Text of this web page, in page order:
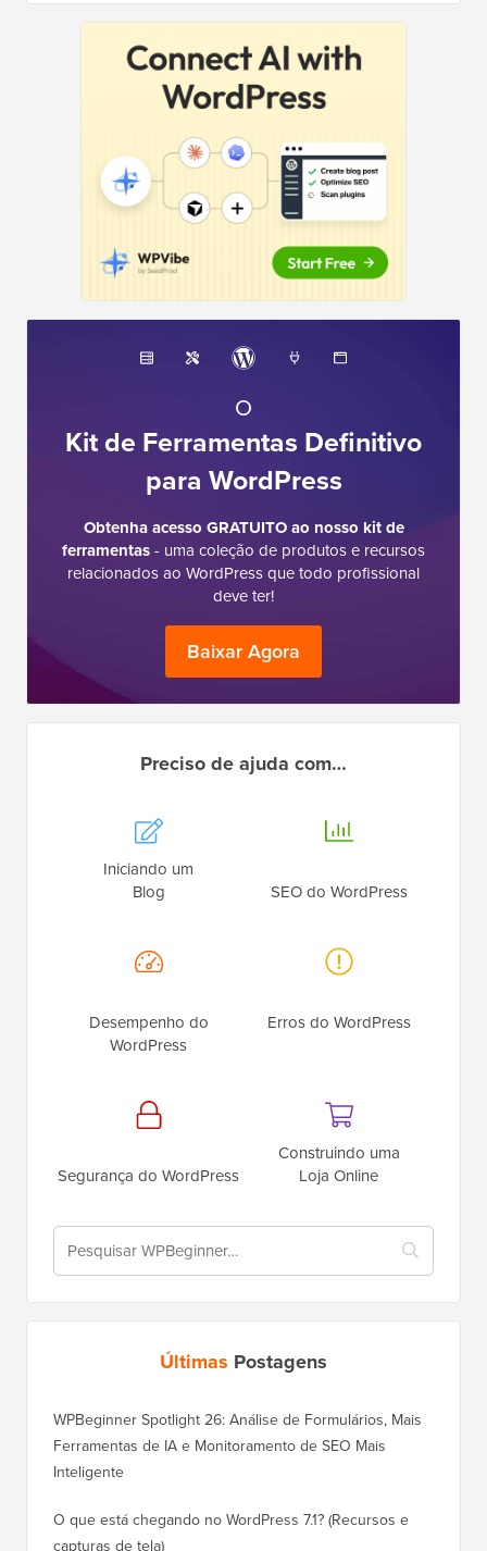
O
Kit de Ferramentas Definitivo
para WordPress
Obtenha acesso GRATUITO ao nosso kit de
ferramentas- uma coleção de produtos e recursos
relacionados ao WordPress que todo profissional
deve ter!
Baixar Agora
Preciso de ajuda com…
Iniciando um
Blog
SEO do WordPress
Desempenho do
WordPress
Erros do WordPress
Segurança do WordPress
Construindo uma
Loja Online
Últimas Postagens
WPBeginner Spotlight 26: Análise de Formulários, Mais
Ferramentas de IA e Monitoramento de SEO Mais
Inteligente
O que está chegando no WordPress 7.1? (Recursos e
capturas de tela)